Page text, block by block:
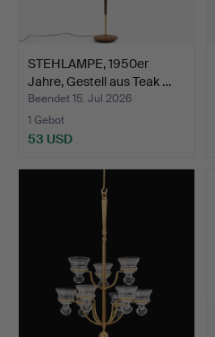
STEHLAMPE, 1950er
Jahre, Gestell aus Teak …
Beendet 15. Jul 2026
1 Gebot
53 USD